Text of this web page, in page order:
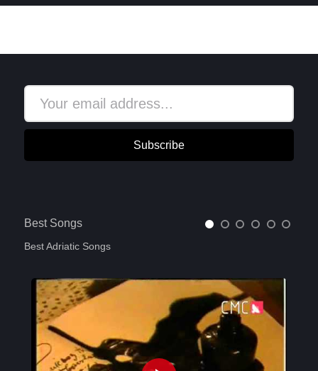
Subscribe
Best Songs
Best Adriatic Songs